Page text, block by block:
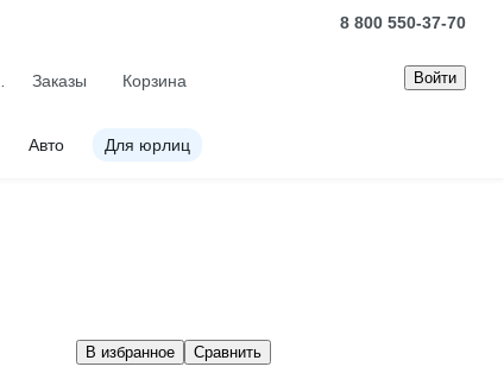
8 800 550-37-70
Заказы Корзина Войти
Авто Для юрлиц
В избранное Сравнить